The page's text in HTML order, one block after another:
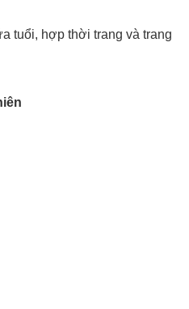
tuổi, hợp thời trang và trang